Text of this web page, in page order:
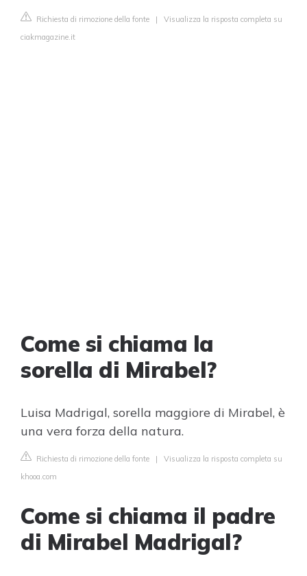
Richiesta di rimozione della fonte | Visualizza la risposta completa su
ciakmagazine.it
Come si chiama la
sorella di Mirabel?
Luisa Madrigal, sorella maggiore di Mirabel, è
una vera forza della natura.
Richiesta di rimozione della fonte | Visualizza la risposta completa su
khooa.com
Come si chiama il padre
di Mirabel Madrigal?